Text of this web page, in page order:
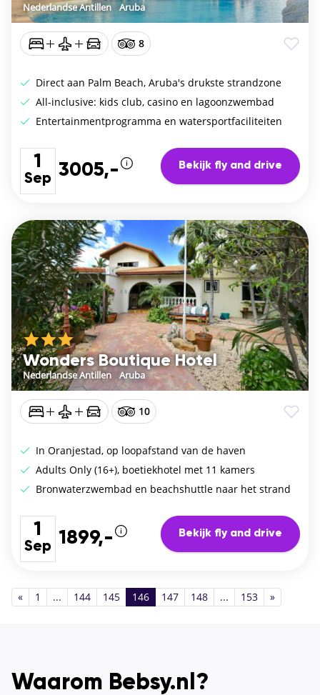
Nederlandse Antillen/ Aruba
8
Direct aan Palm Beach, Aruba's drukste strandzone
All-inclusive: kids club, casino en lagoonzwembad
Entertainmentprogramma en watersportfaciliteiten
1
Sep 3005,- Bekijk fly and drive
Wonders Boutique Hotel
Nederlandse Antillen/ Aruba
10
In Oranjestad, op loopafstand van de haven
Adults Only (16+), boetiekhotel met 11 kamers
Bronwaterzwembad en beachshuttle naar het strand
1
Sep 1899,- Bekijk fly and drive
« 1 ... 144 145 146 147 148 ... 153 »
Waarom Bebsy.nl?